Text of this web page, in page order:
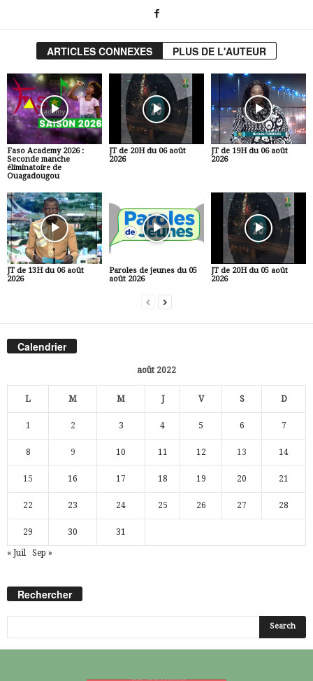
ARTICLES CONNEXES PLUS DE L'AUTEUR
Faso Academy 2026 :
Seconde manche
éliminatoire de
Ouagadougou
JT de 20H du 06 août
2026
JT de 19H du 06 août
2026
JT de 13H du 06 août
2026
Paroles de jeunes du 05
août 2026
JT de 20H du 05 août
2026
Calendrier
août 2022
L M M J V S D
1 2 3 4 5 6 7
8 9 10 11 12 13 14
15 16 17 18 19 20 21
22 23 24 25 26 27 28
29 30 31
« Juil Sep »
Rechercher